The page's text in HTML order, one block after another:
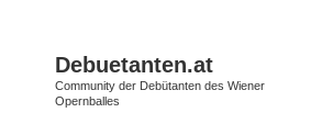
Debuetanten.at
Community der Debütanten des Wiener
Opernballes